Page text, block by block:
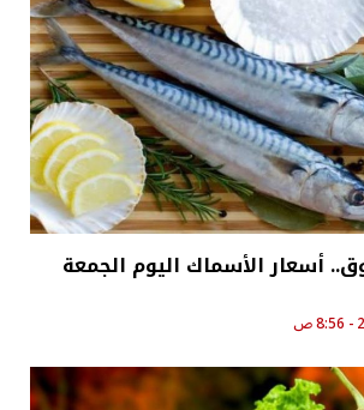
أسعار الأسماك اليوم الجمعة